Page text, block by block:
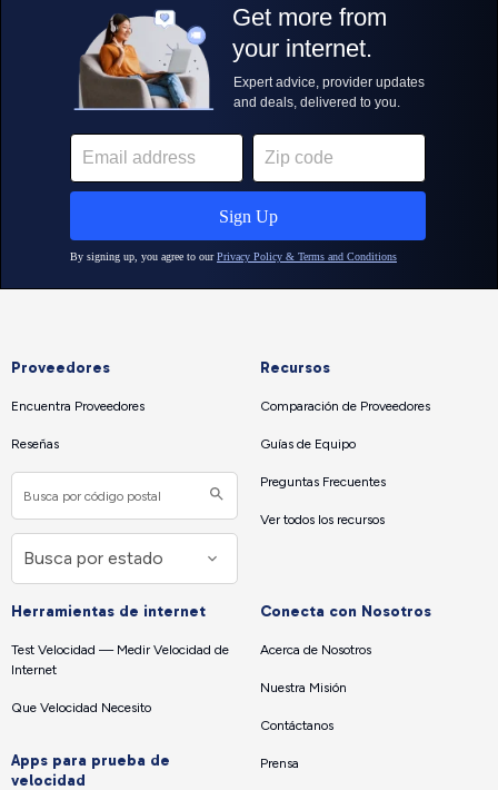
Proveedores
Encuentra Proveedores
Reseñas
Recursos
Comparación de Proveedores
Guías de Equipo
Preguntas Frecuentes
Ver todos los recursos
Herramientas de internet
Test Velocidad — Medir Velocidad de
Internet
Que Velocidad Necesito
Apps para prueba de
velocidad
Conecta con Nosotros
Acerca de Nosotros
Nuestra Misión
Contáctanos
Prensa